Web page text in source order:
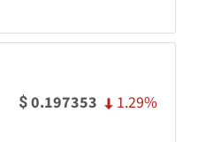
$0.197353 1.29%